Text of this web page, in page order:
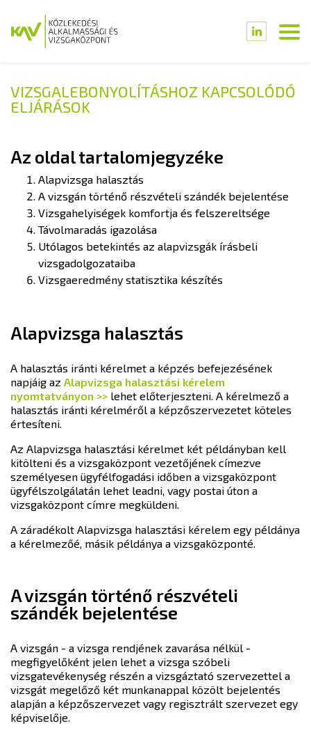
VIZSGALEBONYOLÍTÁSHOZ KAPCSOLÓDÓ
ELJÁRÁSOK
Az oldal tartalomjegyzéke
Alapvizsga halasztás
A vizsgán történő részvételi szándék bejelentése
Vizsgahelyiségek komfortja és felszereltsége
Távolmaradás igazolása
Utólagos betekintés az alapvizsgák írásbeli
vizsgadolgozataiba
Vizsgaeredmény statisztika készítés
Alapvizsga halasztás
A halasztás iránti kérelmet a képzés befejezésének
napjáig az Alapvizsga halasztási kérelem
nyomtatványon >> lehet előterjeszteni. A kérelmező a
halasztás iránti kérelméről a képzőszervezetet köteles
értesíteni.
Az Alapvizsga halasztási kérelmet két példányban kell
kitölteni és a vizsgaközpont vezetőjének címezve
személyesen ügyfélfogadási időben a vizsgaközpont
ügyfélszolgálatán lehet leadni, vagy postai úton a
vizsgaközpont címre megküldeni.
A záradékolt Alapvizsga halasztási kérelem egy példánya
a kérelmezőé, másik példánya a vizsgaközponté.
A vizsgán történő részvételi
szándék bejelentése
A vizsgán - a vizsga rendjének zavarása nélkül -
megfigyelőként jelen lehet a vizsga szóbeli
vizsgatevékenység részén a vizsgáztató szervezettel a
vizsgát megelőző két munkanappal közölt bejelentés
alapján a képzőszervezet vagy regisztrált szervezet egy
képviselője.